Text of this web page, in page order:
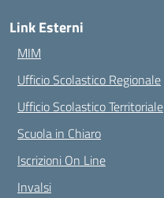
Link Esterni
MIM
Ufficio Scolastico Regionale
Ufficio Scolastico Territoriale
Scuola in Chiaro
Iscrizioni On Line
Invalsi